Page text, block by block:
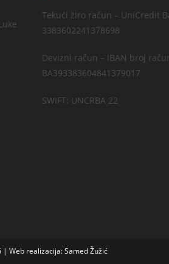
Tekući žiro račun – UniCredit
3383602241378698
Devizni račun – IBAN broj
BA393383604841379017
SWIFT: UNCRBA 22
| Web realizacija:Samed Žužić